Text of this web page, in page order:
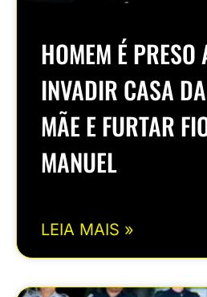
HOMEM É PRESO
INVADIR CASA
MÃE E FURTAR
MANUEL
LEIA MAIS »